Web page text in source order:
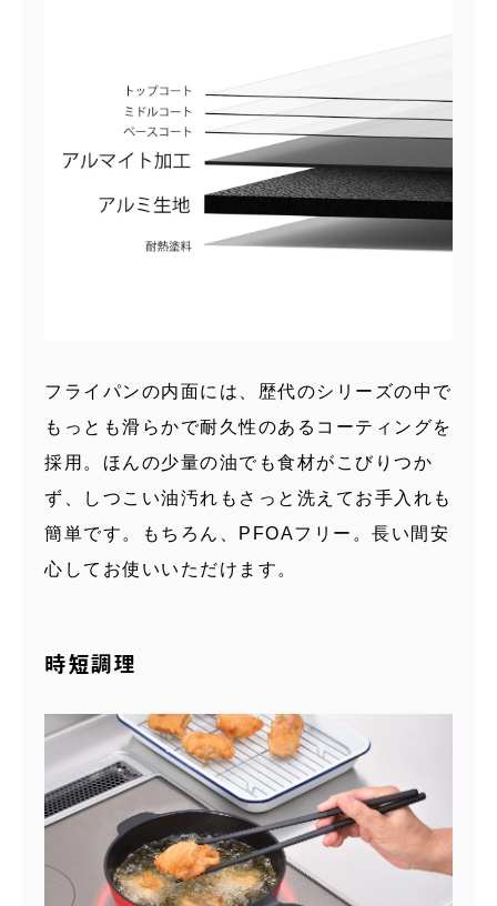
フライパンの内面には、歴代のシリーズの中で
もっとも滑らかで耐久性のあるコーティングを
採用。ほんの少量の油でも食材がこびりつか
ず、しつこい油汚れもさっと洗えてお手入れも
簡単です。もちろん、PFOAフリー。長い間安
心してお使いいただけます。
時短調理